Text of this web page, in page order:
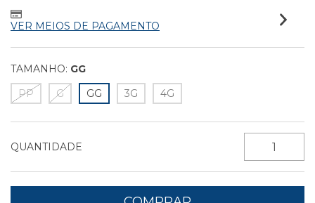
VER MEIOS DE PAGAMENTO
TAMANHO: GG
PP
G GG 3G 4G
QUANTIDADE